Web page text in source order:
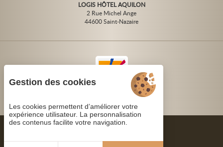
LOGIS HÔTEL AQUILON
2 Rue Michel Ange
44600 Saint-Nazaire
Gestion des cookies
Les cookies permettent d’améliorer votre
expérience utilisateur. La personnalisation
des contenus facilite votre navigation.